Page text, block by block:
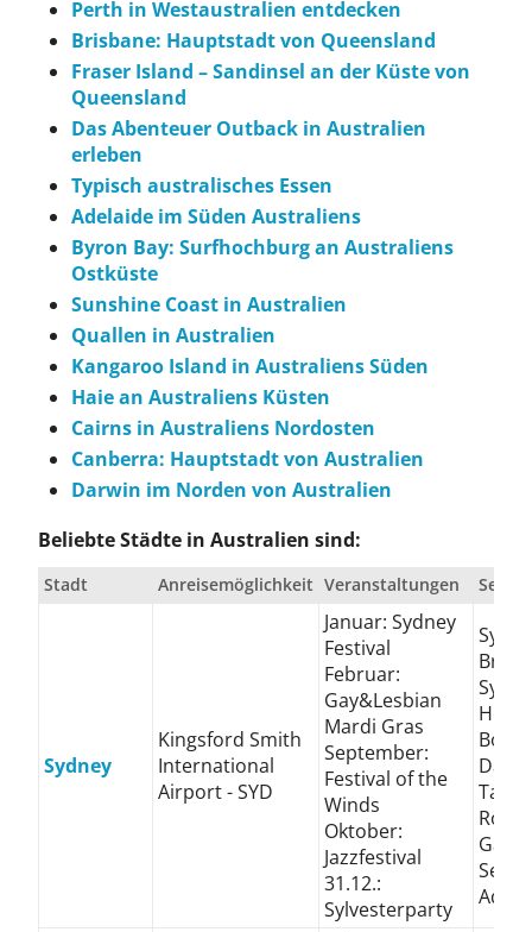
Perth in Westaustralien entdecken
Brisbane: Hauptstadt von Queensland
Fraser Island – Sandinsel an der Küste von
Queensland
Das Abenteuer Outback in Australien
erleben
Typisch australisches Essen
Adelaide im Süden Australiens
Byron Bay: Surfhochburg an Australiens
Ostküste
Sunshine Coast in Australien
Quallen in Australien
Kangaroo Island in Australiens Süden
Haie an Australiens Küsten
Cairns in Australiens Nordosten
Canberra: Hauptstadt von Australien
Darwin im Norden von Australien
Beliebte Städte in Australien sind:
Stadt Anreisemöglichkeit Veranstaltungen
Sydney
Kingsford Smith
International
Airport - SYD
Januar: Sydney
Festival
Februar:
Gay&Lesbian
Mardi Gras
September:
Festival of the
Winds
Oktober:
Jazzfestival
31.12.:
Sylvesterparty
Sea